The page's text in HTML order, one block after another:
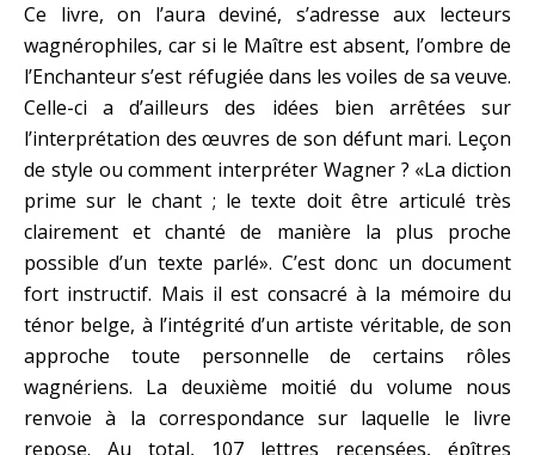
Ce livre, on l’aura deviné, s’adresse aux lecteurs
wagnérophiles, car si le Maître est absent, l’ombre de
l’Enchanteur s’est réfugiée dans les voiles de sa veuve.
Celle-ci a d’ailleurs des idées bien arrêtées sur
l’interprétation des œuvres de son défunt mari. Leçon
de style ou comment interpréter Wagner ? «La diction
prime sur le chant ; le texte doit être articulé très
clairement et chanté de manière la plus proche
possible d’un texte parlé». C’est donc un document
fort instructif. Mais il est consacré à la mémoire du
ténor belge, à l’intégrité d’un artiste véritable, de son
approche toute personnelle de certains rôles
wagnériens. La deuxième moitié du volume nous
renvoie à la correspondance sur laquelle le livre
repose. Au total, 107 lettres recensées, épîtres